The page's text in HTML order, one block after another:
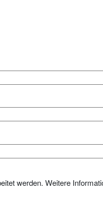
werden. Weitere